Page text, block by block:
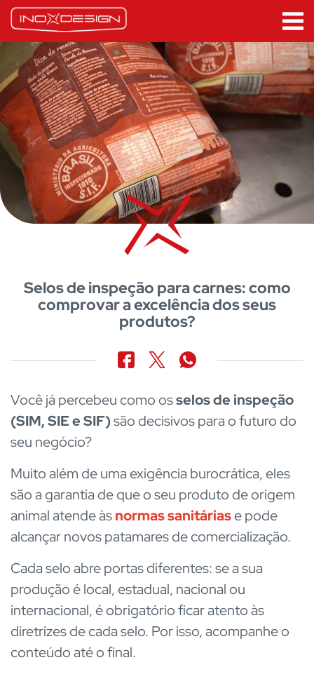
Selos de inspeção para carnes: como
comprovar a excelência dos seus
produtos?
Você já percebeu como osselos de inspeção
(SIM, SIE e SIF)são decisivos para o futuro do
seu negócio?
Muito além de uma exigência burocrática, eles
são a garantia de que o seu produto de origem
animal atende àsnormas sanitáriase pode
alcançar novos patamares de comercialização.
Cada selo abre portas diferentes: se a sua
produção é local, estadual, nacional ou
internacional, é obrigatório ficar atento às
diretrizes de cada selo. Por isso, acompanhe o
conteúdo até o final.